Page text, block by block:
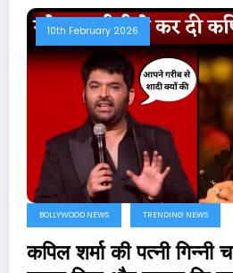
10th February 2026
BOLLYWOOD NEWS TRENDING NEWS
कपिल शर्मा की पत्नी गिन्नी